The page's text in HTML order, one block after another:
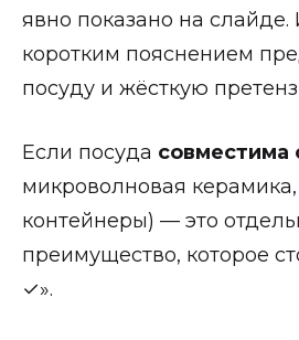
явно показано на
коротким пояснением
посуду и жёсткую
Если посуда совместима
микроволновая
контейнеры) — это
преимущество, которое
✓».